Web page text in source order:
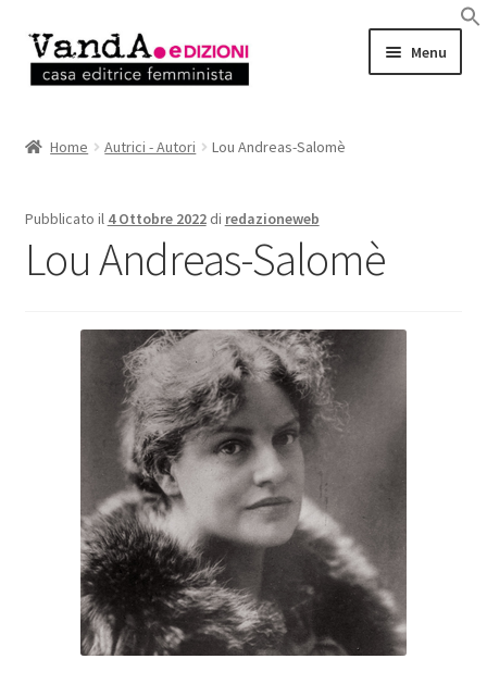
Vai
alla
Vai
al
Menu
AUTRICI e AUTORI
RASSEGNA STAMPA
Home Autrici - Autori Lou Andreas-Salomè
Pubblicato il 4 Ottobre 2022 di redazioneweb
Lou Andreas-Salomè